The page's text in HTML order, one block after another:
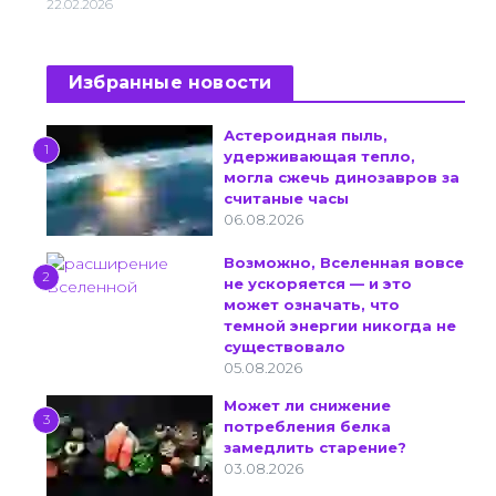
22.02.2026
Избранные новости
1
Астероидная пыль,
удерживающая тепло,
могла сжечь динозавров за
считаные часы
06.08.2026
2
Возможно, Вселенная вовсе
не ускоряется — и это
может означать, что
темной энергии никогда не
существовало
05.08.2026
3
Может ли снижение
потребления белка
замедлить старение?
03.08.2026